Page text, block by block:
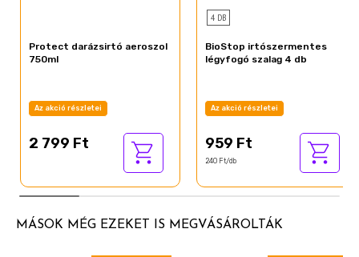
Protect darázsirtó aeroszol
750ml
Az akció részletei
2 799 Ft
4 DB
BioStop irtószermentes
légyfogó szalag 4 db
Az akció részletei
959 Ft
240 Ft/db
MÁSOK MÉG EZEKET IS MEGVÁSÁROLTÁK